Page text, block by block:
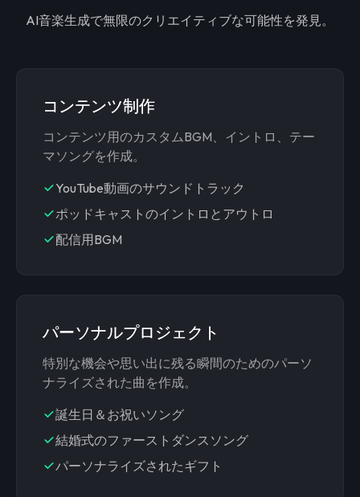
AI音楽生成で無限のクリエイティブな可能性を発見。
コンテンツ制作
コンテンツ用のカスタムBGM、イントロ、テー
マソングを作成。
YouTube動画のサウンドトラック
ポッドキャストのイントロとアウトロ
配信用BGM
パーソナルプロジェクト
特別な機会や思い出に残る瞬間のためのパーソ
ナライズされた曲を作成。
誕生日＆お祝いソング
結婚式のファーストダンスソング
パーソナライズされたギフト